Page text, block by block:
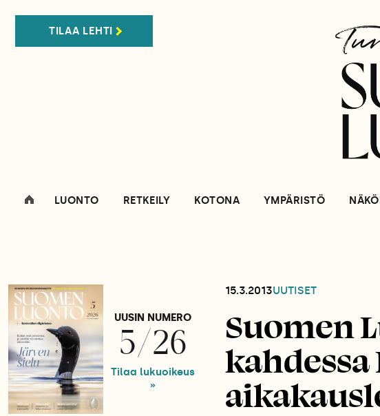
TILAA LEHTI
LUONTO RETKEILY KOTONA YMPÄRISTÖ
UUSIN NUMERO
5/26
Tilaa lukuoikeus
»
15.3.2013UUTISET
Suomen
kahdessa